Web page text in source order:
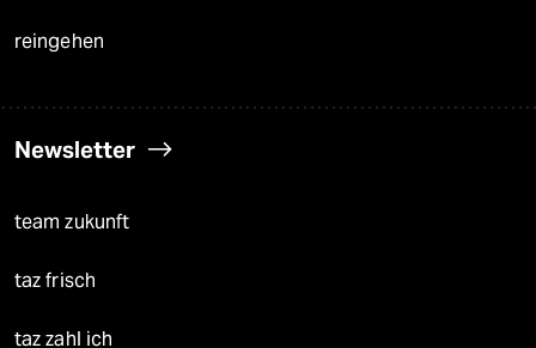
reingehen
Newsletter
team zukunft
taz frisch
taz zahl ich